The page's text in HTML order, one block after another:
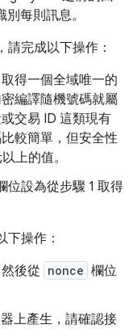
每則訊息。
完成以下操作：
得一個全域唯一的
編譯隨機號碼就屬
交易 ID 這類現有
較簡單，但安全性
上的值。
位設為從步驟 1 取得
操作：
後從 nonce 欄位
上產生，請確認接